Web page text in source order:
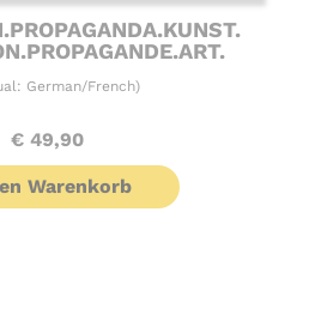
German/French)
€ 49,90
Warenkorb